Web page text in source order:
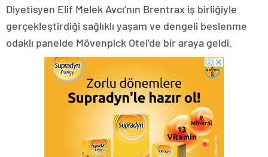
Diyetisyen Elif Melek Avcı’nın Brentrax iş birliğiyle
gerçekleştirdiği sağlıklı yaşam ve dengeli beslenme
odaklı panelde Mövenpick Otel’de bir araya geldi.